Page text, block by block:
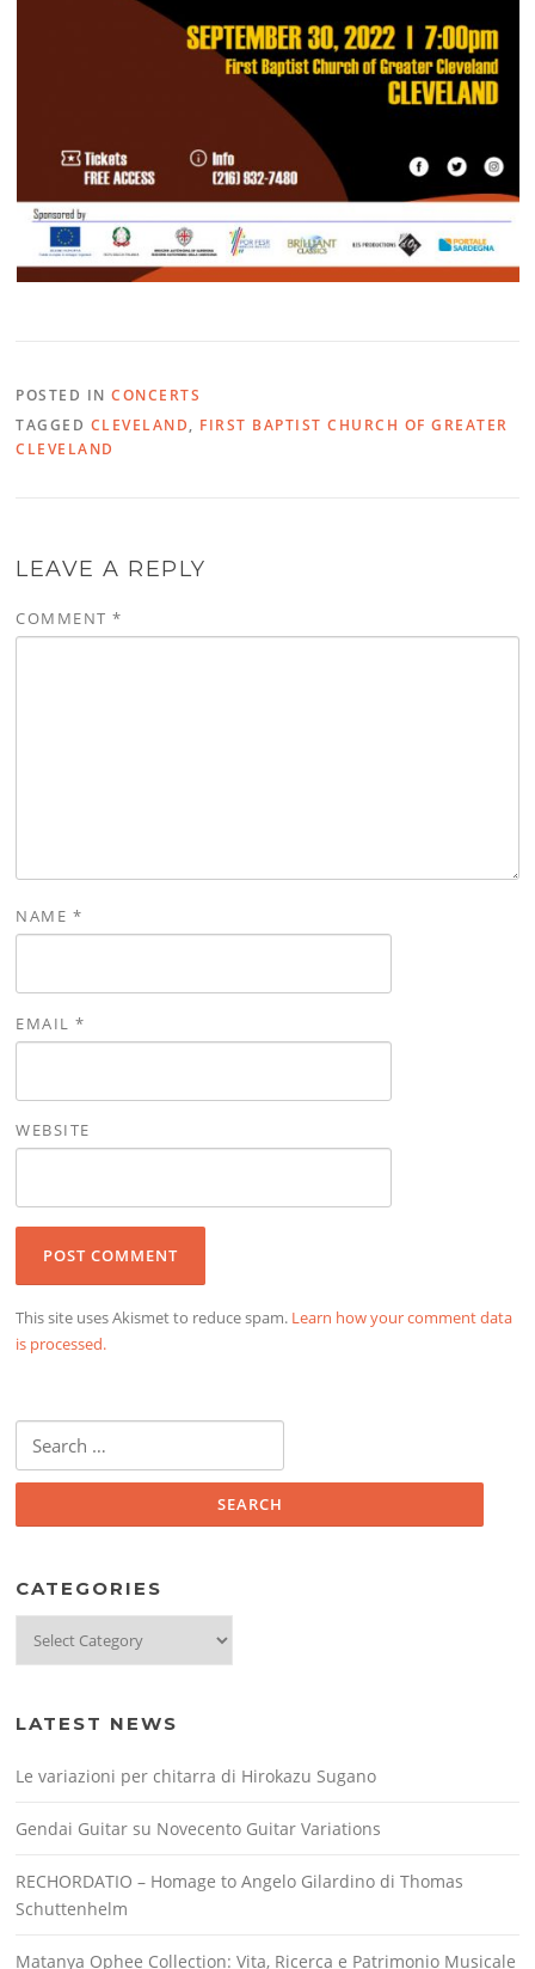
POSTED INCONCERTS
TAGGED CLEVELAND, FIRST BAPTIST CHURCH OF GREATER
CLEVELAND
LEAVE A REPLY
COMMENT*
NAME *
EMAIL*
WEBSITE
This site uses Akismet to reduce spam. Learn how your comment data
is processed.
for:
CATEGORIES
LATEST NEWS
Le variazioni per chitarra di Hirokazu Sugano
Gendai Guitar su Novecento Guitar Variations
RECHORDATIO – Homage to Angelo Gilardino di Thomas
Schuttenhelm
Matanya Ophee Collection: Vita, Ricerca e Patrimonio Musicale